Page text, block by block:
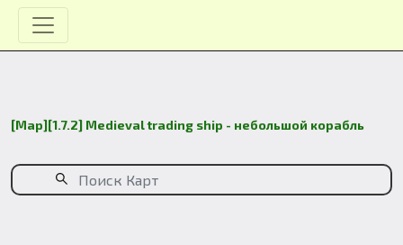
[Map][1.7.2] Medieval trading ship - небольшой корабль